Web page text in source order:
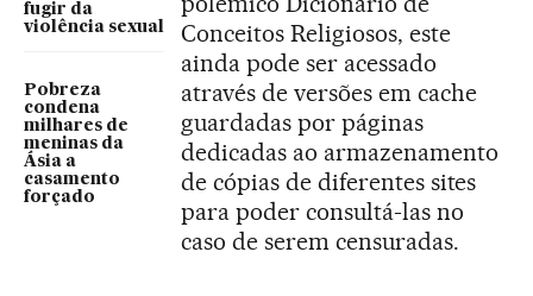
fugir da
violência sexual
Pobreza
condena
milhares de
meninas da
Ásia a
casamento
forçado
Conceitos Religiosos, este
ainda pode ser acessado
através de versões em cache
guardadas por páginas
dedicadas ao armazenamento
de cópias de diferentes sites
para poder consultá-las no
caso de serem censuradas.